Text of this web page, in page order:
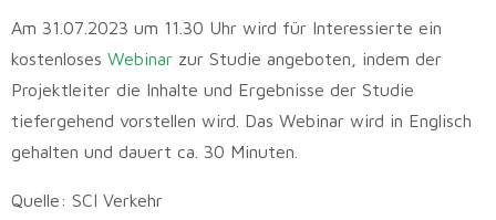
Am 31.07.2023 um 11.30 Uhr wird für Interessierte ein
kostenloses Webinar zur Studie angeboten, indem der
Projektleiter die Inhalte und Ergebnisse der Studie
tiefergehend vorstellen wird. Das Webinar wird in Englisch
gehalten und dauert ca. 30 Minuten.
Quelle: SCI Verkehr